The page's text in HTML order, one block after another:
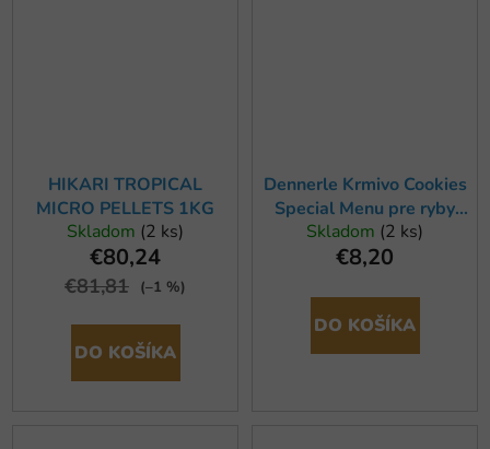
HIKARI TROPICAL
MICRO PELLETS 1KG
Skladom (2 ks)
€80,24
€81,81 (–1 %)
DO KOŠÍKA
Dennerle Krmivo Cookies
Special Menu pre ryby
dna, 200ml
Skladom (2 ks)
€8,20
DO KOŠÍKA